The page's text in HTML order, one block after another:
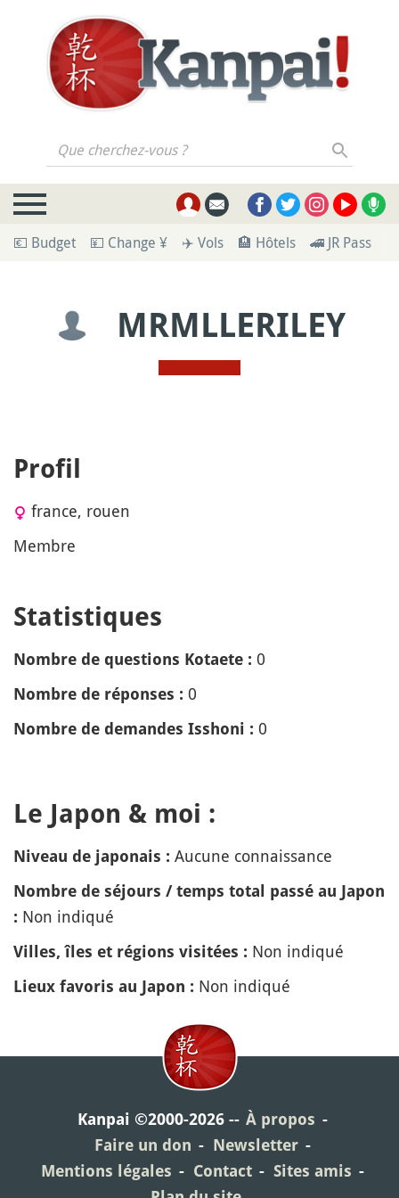
Que cherchez-vous ?
💶 Budget 💴 Change ¥ ✈️ Vols 🏨 Hôtels 🚄 JR Pass
MRMLLERILEY
Profil
france, rouen
Membre
Statistiques
Nombre de questions Kotaete : 0
Nombre de réponses : 0
Nombre de demandes Isshoni : 0
Le Japon & moi :
Niveau de japonais : Aucune connaissance
Nombre de séjours / temps total passé au Japon
: Non indiqué
Villes, îles et régions visitées : Non indiqué
Lieux favoris au Japon : Non indiqué
Kanpai ©2000-2026
À propos
Faire un don
Newsletter
Mentions légales
Contact
Sites amis